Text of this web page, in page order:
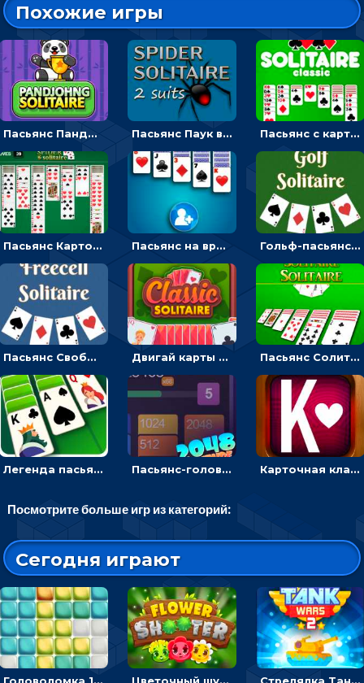
Похожие игры
Пасьянс Панджонг: собирать карты по порядку, чтобы очистить поле Пасьянс Паук в 2 масти: собирать карты по цвету и убирать со стола Пасьянс с картами: раскладывать масти в четыре ячейки
Пасьянс Карточный паук: складывать карты по мастям от короля до туза в колоду Пасьянс на время: разложить карты по мастям от туза до короля Гольф-пасьянс: разложить карты в одну стопку
Пасьянс Свободная ячейка: сложить карты от туза до короля Двигай карты и раскладывай по мастям - карточная головоломка Пасьянс Солитер: разложи карточную колоду
Легенда пасьянса Солитер: разложи колоду по масти Пасьянс-головоломка 2048: складывать карты и плюсовать цифры Карточная классика: пасьянс Клондайк
Посмотрите больше игр из категорий:
Сегодня играют